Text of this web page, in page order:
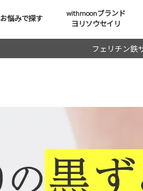
お悩みで探す
withmoonブランド
ヨリソウセイリ
フェリチン鉄